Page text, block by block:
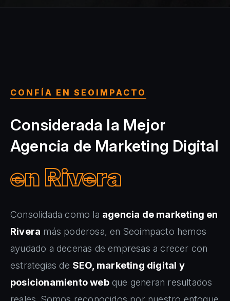
CONFÍA EN SEOIMPACTO
Considerada la Mejor
Agencia de Marketing Digital
en Rivera
Consolidada como la agencia de marketing en
Rivera más poderosa, en Seoimpacto hemos
ayudado a decenas de empresas a crecer con
estrategias de SEO, marketing digital y
posicionamiento webque generan resultados